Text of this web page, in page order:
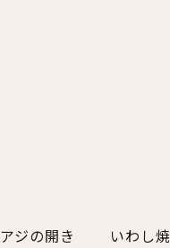
アジの開き いわし